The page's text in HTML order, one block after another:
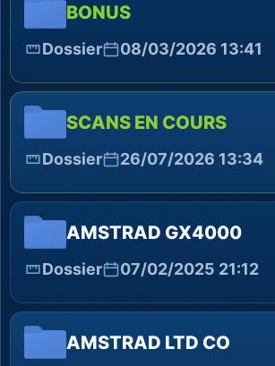
BONUS
Dossier 08/03/2026 13:41
SCANS EN COURS
Dossier 26/07/2026 13:34
AMSTRAD GX4000
Dossier 07/02/2025 21:12
AMSTRAD LTD CO